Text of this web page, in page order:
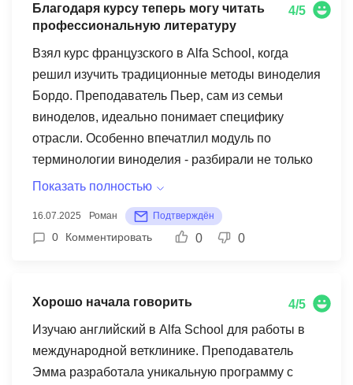
Благодаря курсу теперь могу читать
профессиональную литературу
4/5
Взял курс французского в Alfa School, когда
решил изучить традиционные методы виноделия
Бордо. Преподаватель Пьер, сам из семьи
виноделов, идеально понимает специфику
отрасли. Особенно впечатлил модуль по
терминологии виноделия - разбирали не только
современные термины, но и старинные
оборудования. Незабываемым был урок, где мы
анализировали на французском
Благодаря курсу теперь могу читать
профессиональную литературу и общаться с
французскими коллегами. Но для полного
счастья не хватило практики с носителями
Показать полностью
16.07.2025 Роман Подтверждён
0 Комментировать 0 0
Хорошо начала говорить
4/5
Изучаю английский в Alfa School для работы в
международной ветклинике. Преподаватель
Эмма разработала уникальную программу с